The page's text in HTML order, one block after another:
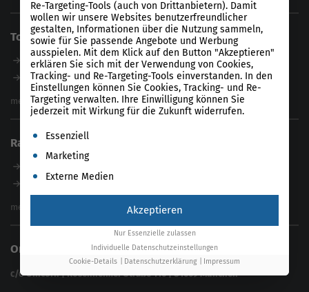
SEO Audit
E-Commerce SEO Agentur
Enterprise SEO Agentur
Workshops
Tools
Unser Tool
Product-Feed-CMS
Website Analyse
Content Tool
Enterprise SEO Tool
Ladezeiten-Check
Brand Protection Tool
Keyword Planner
mehr anzeigen
Ratgeber
In ChatGPT gefunden werden
mehr anzeigen
Online Solutions Group GmbH
c/o Unicorn | Rosenheimer Straße 116 | 81669 München
Re-Targeting-Tools (auch von Drittanbietern). Damit
wollen wir unsere Websites benutzerfreundlicher
gestalten, Informationen über die Nutzung sammeln,
sowie für Sie passende Angebote und Werbung
ausspielen. Mit dem Klick auf den Button "Akzeptieren"
erklären Sie sich mit der Verwendung von Cookies,
Tracking- und Re-Targeting-Tools einverstanden. In den
Einstellungen können Sie Cookies, Tracking- und Re-
Targeting verwalten. Ihre Einwilligung können Sie
jederzeit mit Wirkung für die Zukunft widerrufen.
Es folgt eine Liste der Service-Gruppen, für die eine
Essenziell
Marketing
Externe Medien
Akzeptieren
Nur Essenzielle zulassen
Individuelle Datenschutzeinstellungen
Cookie-Details
Datenschutzerklärung Impressum